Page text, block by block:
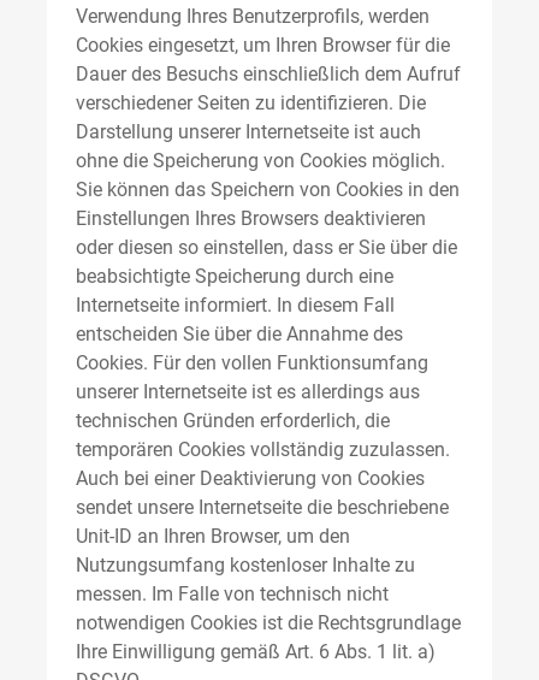
Verwendung Ihres Benutzerprofils, werden
Cookies eingesetzt, um Ihren Browser für die
Dauer des Besuchs einschließlich dem Aufruf
verschiedener Seiten zu identifizieren. Die
Darstellung unserer Internetseite ist auch
ohne die Speicherung von Cookies möglich.
Sie können das Speichern von Cookies in den
Einstellungen Ihres Browsers deaktivieren
oder diesen so einstellen, dass er Sie über die
beabsichtigte Speicherung durch eine
Internetseite informiert. In diesem Fall
entscheiden Sie über die Annahme des
Cookies. Für den vollen Funktionsumfang
unserer Internetseite ist es allerdings aus
technischen Gründen erforderlich, die
temporären Cookies vollständig zuzulassen.
Auch bei einer Deaktivierung von Cookies
sendet unsere Internetseite die beschriebene
Unit-ID an Ihren Browser, um den
Nutzungsumfang kostenloser Inhalte zu
messen. Im Falle von technisch nicht
notwendigen Cookies ist die Rechtsgrundlage
Ihre Einwilligung gemäß Art. 6 Abs. 1 lit. a)